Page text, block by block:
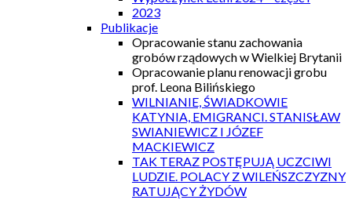
2023
Publikacje
Opracowanie stanu zachowania
grobów rządowych w Wielkiej Brytanii
Opracowanie planu renowacji grobu
prof. Leona Bilińskiego
WILNIANIE, ŚWIADKOWIE
KATYNIA, EMIGRANCI. STANISŁAW
SWIANIEWICZ I JÓZEF
MACKIEWICZ
TAK TERAZ POSTĘPUJĄ UCZCIWI
LUDZIE. POLACY Z WILEŃSZCZYZNY
RATUJĄCY ŻYDÓW